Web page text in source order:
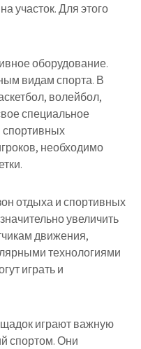
участок. Для этого
оборудование.
видам спорта. В
волейбол,
специальное
спортивных
необходимо
отдыха и спортивных
увеличить
движения,
технологиями
играть и
играют важную
спортом. Они